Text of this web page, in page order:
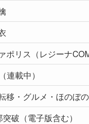
ポリス（レジーナ
連載中）
移・グルメ・ほのぼ
破（電子版含む）